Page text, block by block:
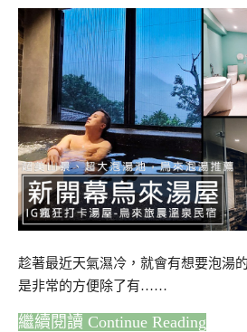
趁著最近天氣濕冷，就會有想要泡湯
是非常的方便除了有……
Continue Reading